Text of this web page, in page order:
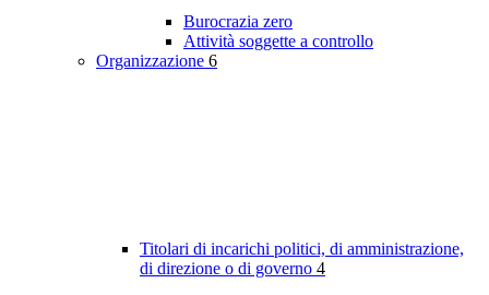
Burocrazia zero
Attività soggette a controllo
Organizzazione 6
Titolari di incarichi politici, di amministrazione,
di direzione o di governo 4